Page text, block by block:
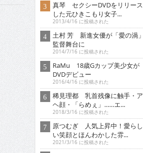
真琴 セクシーDVDをリリース
した元ひきこもり女子...
2013/4/16 に投稿された
土村 芳 新進女優が「愛の渦」
監督舞台に
2014/7/16 に投稿された
RaMu 18歳Gカップ美少女が
DVDデビュー
2016/4/16 に投稿された
稀見理都 乳首残像に触手・ア
ヘ顔・「らめぇ」……エ...
2018/3/16 に投稿された
原つむぎ 人気上昇中！愛らし
い笑顔とほんわかした雰...
2021/3/16 に投稿された